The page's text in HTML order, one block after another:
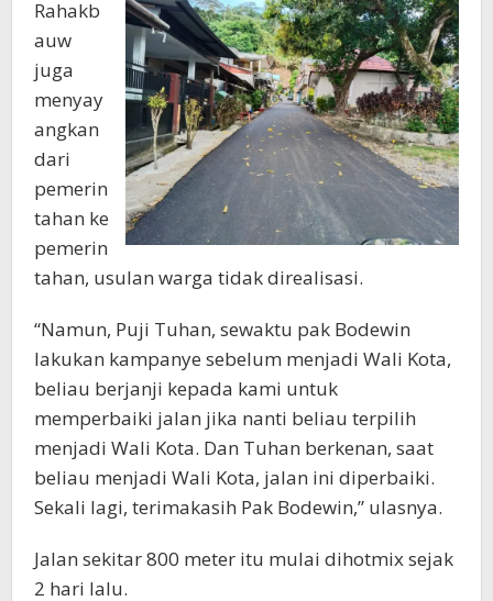
Rahakb
auw
juga
menyay
angkan
dari
pemerin
tahan ke
pemerin
tahan, usulan warga tidak direalisasi.
“Namun, Puji Tuhan, sewaktu pak Bodewin
lakukan kampanye sebelum menjadi Wali Kota,
beliau berjanji kepada kami untuk
memperbaiki jalan jika nanti beliau terpilih
menjadi Wali Kota. Dan Tuhan berkenan, saat
beliau menjadi Wali Kota, jalan ini diperbaiki.
Sekali lagi, terimakasih Pak Bodewin,” ulasnya.
Jalan sekitar 800 meter itu mulai dihotmix sejak
2 hari lalu.